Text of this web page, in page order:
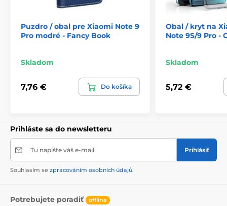
Puzdro / obal pre Xiaomi Note 9
Pro modré - Fancy Book
Skladom
7,76 € Do košíka
Obal / kryt na
Note 9S/9 Pro -
Skladom
5,72 €
Prihláste sa do newsletteru
Tu napíšte váš e-mail Prihlásiť
Souhlasím se zpracováním osobních údajů.
Potrebujete poradiť offline